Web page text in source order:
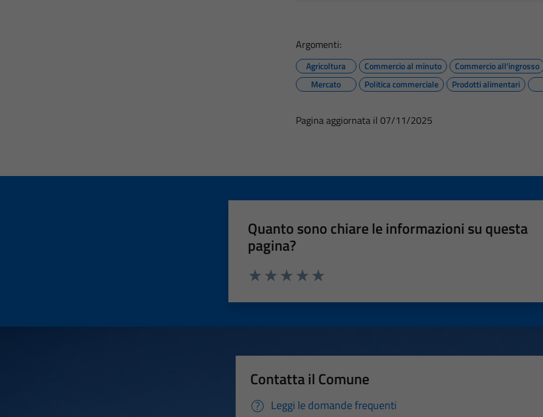
Argomenti:
Agricoltura Commercio al minuto Commercio all'ingrosso
Mercato
Politica commerciale Prodotti alimentari
Pagina aggiornata il 07/11/2025
Quanto sono chiare le informazioni su questa
pagina?
Contatta il Comune
Leggi le domande frequenti